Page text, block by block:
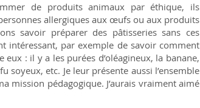
de produits animaux par éthique, ils
allergiques aux œufs ou aux produits
savoir préparer des pâtisseries sans ces
intéressant, par exemple de savoir comment
: il y a les purées d’oléagineux, la banane,
soyeux, etc. Je leur présente aussi l’ensemble
mission pédagogique. J’aurais vraiment aimé